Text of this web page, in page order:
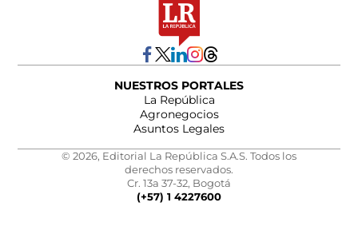
NUESTROS PORTALES
La República
Agronegocios
Asuntos Legales
© 2026, Editorial La República S.A.S. Todos los
derechos reservados.
Cr. 13a 37-32, Bogotá
(+57) 1 4227600